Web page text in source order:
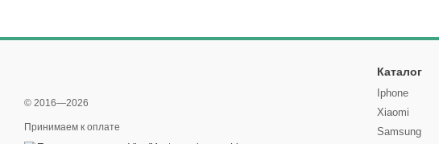
© 2016—2026
Принимаем к оплате
Каталог
Iphone
Xiaomi
Samsung